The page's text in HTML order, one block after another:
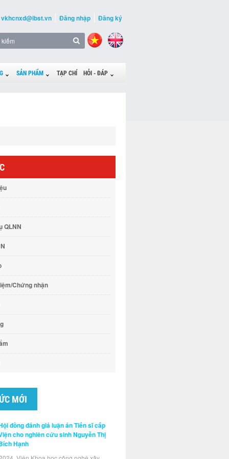
vkhcnxd@ibst.vn Đăng nhập Đăng ký
SẢN PHẨM TẠP CHÍ HỎI - ĐÁP
QLNN
Chứng nhận
MỚI
đồng đánh giá luận án Tiến sĩ cấp
cho nghiên cứu sinh Nguyễn Thị
Hạnh